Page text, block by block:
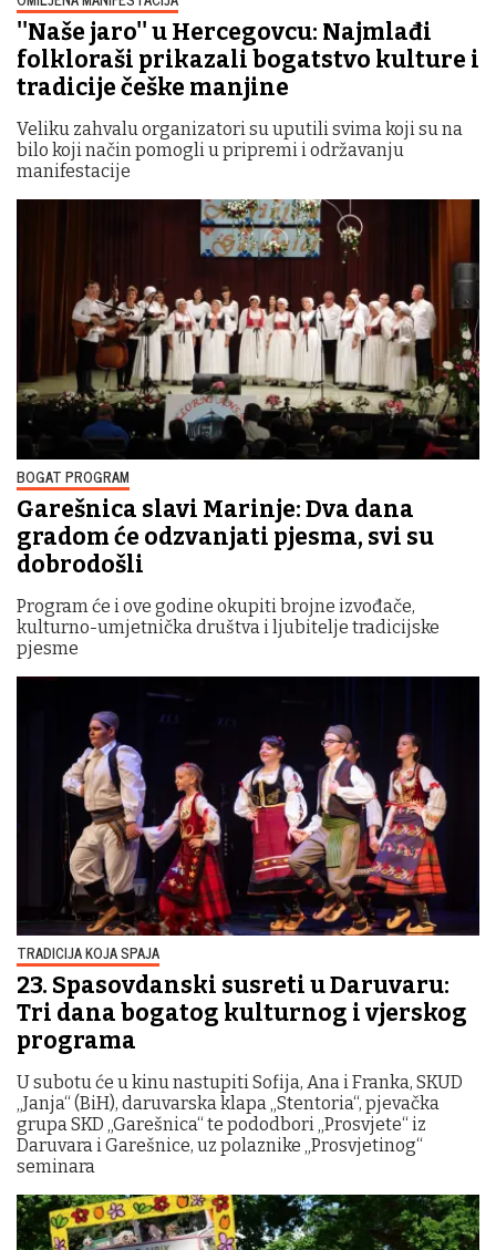
''Naše jaro'' u Hercegovcu: Najmlađi
folkloraši prikazali bogatstvo kulture i
tradicije češke manjine
Veliku zahvalu organizatori su uputili svima koji su na
bilo koji način pomogli u pripremi i održavanju
manifestacije
BOGAT PROGRAM
Garešnica slavi Marinje: Dva dana
gradom će odzvanjati pjesma, svi su
dobrodošli
Program će i ove godine okupiti brojne izvođače,
kulturno-umjetnička društva i ljubitelje tradicijske
pjesme
TRADICIJA KOJA SPAJA
23. Spasovdanski susreti u Daruvaru:
Tri dana bogatog kulturnog i vjerskog
programa
U subotu će u kinu nastupiti Sofija, Ana i Franka, SKUD
„Janja“ (BiH), daruvarska klapa „Stentoria“, pjevačka
grupa SKD „Garešnica“ te pododbori „Prosvjete“ iz
Daruvara i Garešnice, uz polaznike „Prosvjetinog“
seminara